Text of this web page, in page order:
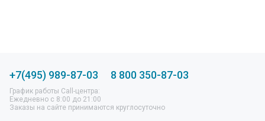
+7(495) 989-87-03 8 800 350-87-03
График работы Call-центра:
Ежедневно с 8:00 до 21:00
Заказы на сайте принимаются круглосуточно